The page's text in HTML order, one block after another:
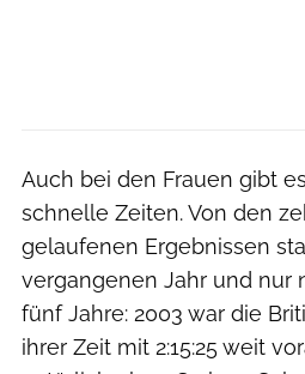
Auch bei den Frauen gibt
schnelle Zeiten. Von den
gelaufenen Ergebnissen
vergangenen Jahr und nur
fünf Jahre: 2003 war die
ihrer Zeit mit 2:15:25 weit